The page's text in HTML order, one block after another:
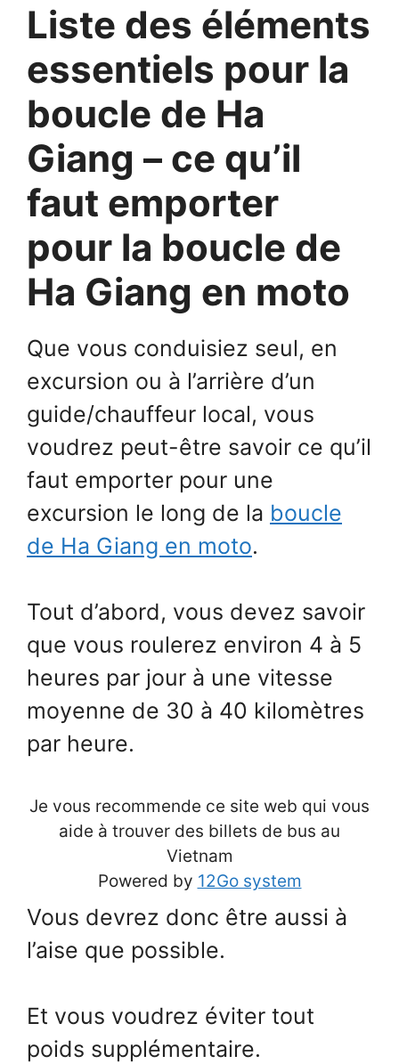
Liste des éléments
essentiels pour la
boucle de Ha
Giang – ce qu’il
faut emporter
pour la boucle de
Ha Giang en moto
Que vous conduisiez seul, en
excursion ou à l’arrière d’un
guide/chauffeur local, vous
voudrez peut-être savoir ce qu’il
faut emporter pour une
excursion le long de la boucle
de Ha Giang en moto.
Tout d’abord, vous devez savoir
que vous roulerez environ 4 à 5
heures par jour à une vitesse
moyenne de 30 à 40 kilomètres
par heure.
Je vous recommende ce site web qui vous
aide à trouver des billets de bus au
Vietnam
Powered by 12Go system
Vous devrez donc être aussi à
l’aise que possible.
Et vous voudrez éviter tout
poids supplémentaire.